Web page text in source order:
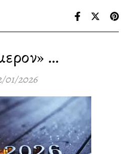
…
01/2026